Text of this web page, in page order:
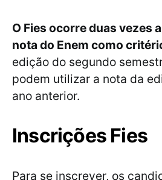
O Fies ocorre duas vezes
nota do Enem como
edição do segundo
podem utilizar a nota da
ano anterior.
Inscrições Fies
Para se inscrever, os